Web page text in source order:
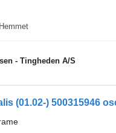
- Tingheden A/S
(01.02-) 500315946